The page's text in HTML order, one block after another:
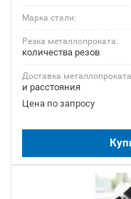
Марка стали:
Резка металлопроката:
количества резов
Доставка
и расстояния
Цена по запросу